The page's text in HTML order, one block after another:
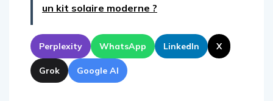
un kit solaire moderne ?
Perplexity WhatsApp LinkedIn X
Grok Google AI